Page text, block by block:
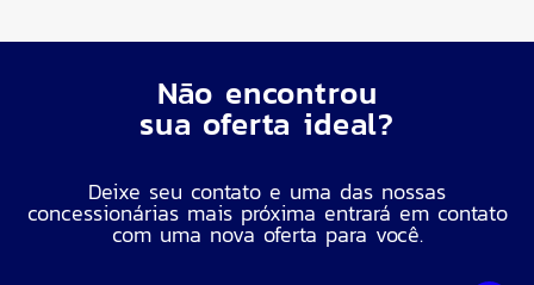
Não encontrou
sua oferta ideal?
Deixe seu contato e uma das nossas
concessionárias mais próxima entrará em contato
com uma nova oferta para você.